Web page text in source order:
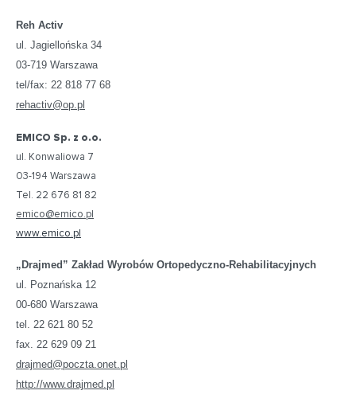
Reh Activ
ul. Jagiellońska 34
03-719 Warszawa
tel/fax: 22 818 77 68
rehactiv@op.pl
EMICO Sp. z o.o.
ul. Konwaliowa 7
03-194 Warszawa
Tel. 22 676 81 82
emico@emico.pl
www.emico.pl
„Drajmed” Zakład Wyrobów Ortopedyczno-Rehabilitacyjnych
ul. Poznańska 12
00-680 Warszawa
tel. 22 621 80 52
fax. 22 629 09 21
drajmed@poczta.onet.pl
http://www.drajmed.pl